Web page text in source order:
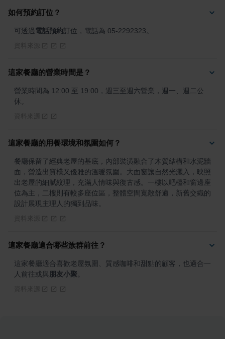
如何預約訂位？
可透過電話預約訂位，電話為 05-2292323。
這家餐廳的營業時間是？
營業時間為 12:00 至 19:00，週三至週六營業，週一、週二公
休。
這家餐廳的用餐環境和氛圍如何？
餐廳保留了經典老屋的基底，內部裝潢融合了木質結構和水泥牆
面，營造出質樸又優雅的溫暖氛圍。大面窗讓自然光灑入，映照
出老屋的細膩紋理，充滿人情味與復古感。一樓以吧檯和窗邊座
位為主，二樓則有較多座位區，整體空間寬敞舒適，新舊交織的
設計展現主理人的獨到品味。
這家餐廳適合哪些族群前往？
這家餐廳適合喜歡老屋氛圍、質感咖啡和甜點的顧客，也適合一
人前往或與 朋友小聚